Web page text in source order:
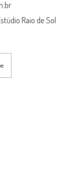
Raio de Sol